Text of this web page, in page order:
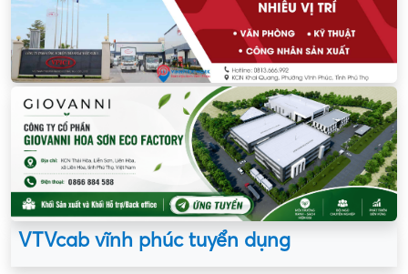
VTVcab vĩnh phúc tuyển dụng